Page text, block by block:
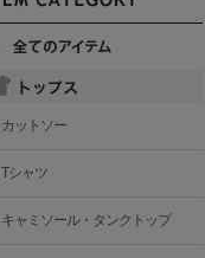
カットソー
Tシャツ
キャミソール・タンクトップ